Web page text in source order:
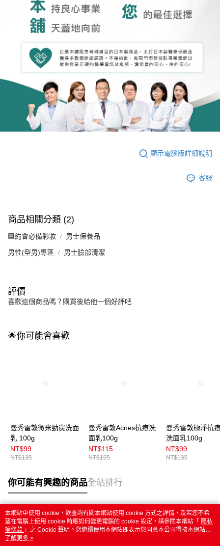
顯示電腦版詳細說明
客服
商品相關分類 (2)
🟦約會必備彩妝 男士保養品
男性(型男)專區 男士臉部清潔
評價
喜歡這個商品嗎？購買後給他一個好評吧
🌟你可能會喜歡
曼秀雷敦微米勁炭洗面
乳 100g
NT$99
NT$135
曼秀雷敦Acnes抗痘洗
面乳100g
NT$115
NT$155
曼秀雷敦極淨抗
洗面乳100g
NT$99
NT$135
你可能有興趣的商品全站排行
熱門標籤
本網站中使用 cookie，欲查詢有關本網站使用 cookie 方式之詳情，及若您不希
望在電腦上使用 cookie 時應如何變更電腦的 cookie 設定，請參閱本網站「 隱私
權條款 」之 Cookie 聲明。您繼續使用本網站即表示您同意本公司得按本網站使
用條款之 Cookie 聲明使用 cookie。
了解更多 >